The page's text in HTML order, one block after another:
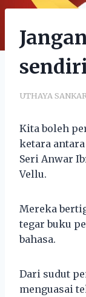
UTHAYA
Kita boleh
ketara
Seri Anwar
Vellu.
Mereka
tegar buku
bahasa.
Dari sudut
menguasai